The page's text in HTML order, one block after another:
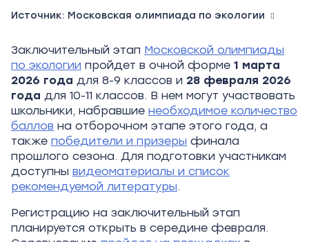
Источник: Московская олимпиада по экологии
Заключительный этап Московской олимпиады
по экологии пройдет в очной форме 1 марта
2026 года для 8-9 классов и 28 февраля 2026
года для 10-11 классов. В нем могут участвовать
школьники, набравшие необходимое количество
баллов на отборочном этапе этого года, а
также победители и призеры финала
прошлого сезона. Для подготовки участникам
доступны видеоматериалы и список
рекомендуемой литературы.
Регистрацию на заключительный этап
планируется открыть в середине февраля.